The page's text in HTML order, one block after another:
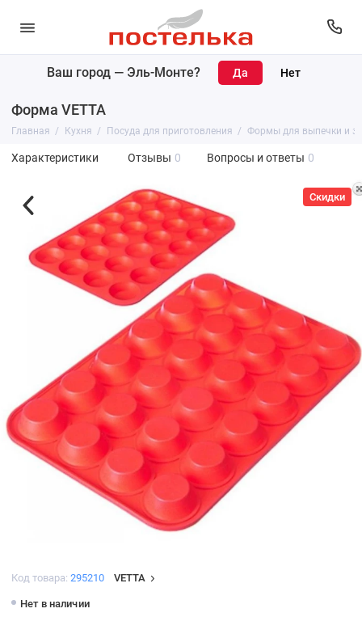
Ваш город — Эль-Монте?
Форма VETTA
Главная Кухня Посуда для приготовления Формы для выпечки и
Характеристики Отзывы 0 Вопросы и ответы 0
Скидки
Код товара: 295210 VETTA
Нет в наличии